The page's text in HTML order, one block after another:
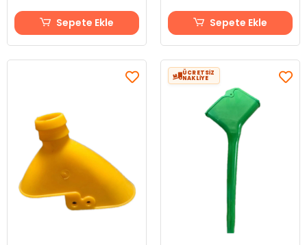
Sepete Ekle Sepete Ekle
ÜCRETSİZ
NAKLİYE